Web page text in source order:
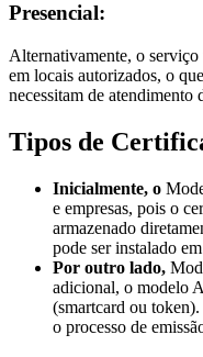
Presencial:
Alternativamente, o
em locais autorizados, o
necessitam de atendimento
Tipos de
Inicialmente, o
e empresas, pois o
armazenado
pode ser instalado
Por outro lado,
adicional, o modelo
(smartcard ou
o processo de